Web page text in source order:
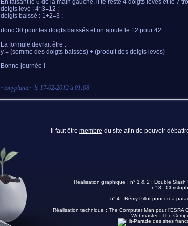
En faisant le 6 de la main gauche, il te reste 4 doigts levés et le 7
doigts levé : 4*3=12 ;
doigts baissé : 1+2=3 ;
donc 30 pour les doigts baissés et on ajoute le 12 pour 42.
La formule devrait être :
y = (somme des doigts baissés) + (produit des doigts levés)
Bonne journée !
~tonyplante~ le 17-02-2012 à 01:08
Il faut être membre du site afin de pouvoir
Réalisation graphique : n° 1 & 2 : Double Slash
n° 3 :
n° 4 : Rémy Pillot pour crea-
Réalisation technique : The Computer Man pour l'ESRA
Webmaster : The